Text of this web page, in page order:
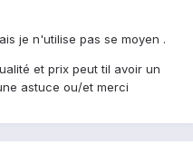
je n'utilise pas se moyen .
et prix peut til avoir un
astuce ou/et merci